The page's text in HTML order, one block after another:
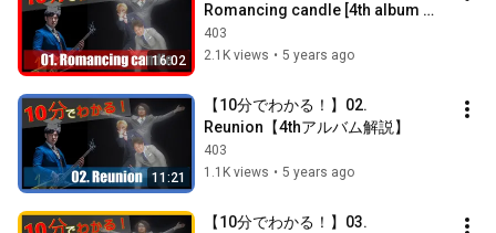
16:02
Romancing candle [4th album
commentary]
403
2.1K views • 5 years ago
11:21
【10分でわかる！】02.
Reunion【4thアルバム解説】
403
1.1K views • 5 years ago
【10分でわかる！】03.